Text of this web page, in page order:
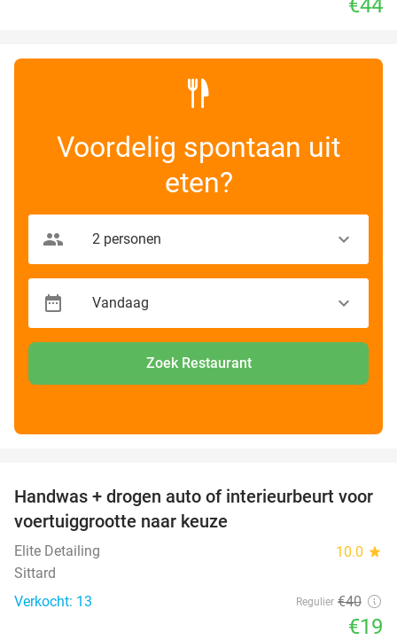
€44
Voordelig spontaan uit
eten?
Zoek Restaurant
53%
Handwas + drogen auto of interieurbeurt voor
voertuiggrootte naar keuze
Elite Detailing 10.0 star
Sittard
Verkocht: 13
Regulier €40
€19